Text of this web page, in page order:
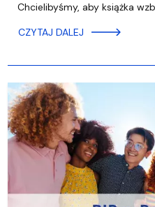
Chcielibyśmy, aby książka
CZYTAJ DALEJ